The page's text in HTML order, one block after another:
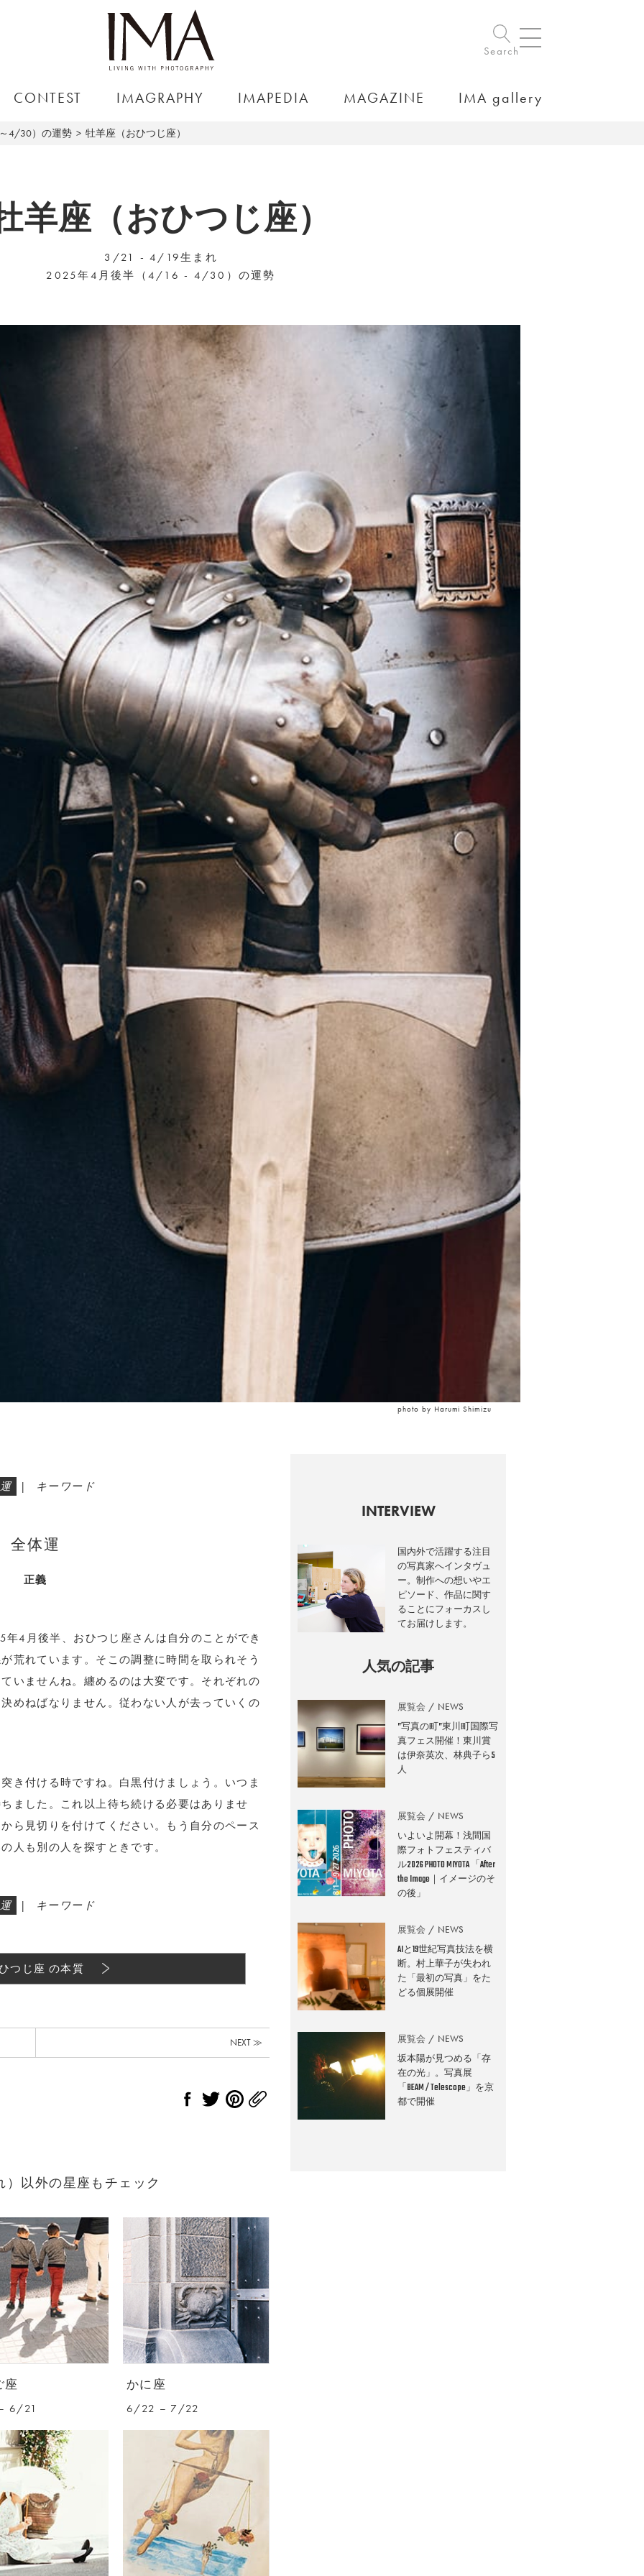
Search
CONTEST IMAGRAPHY IMAPEDIA MAGAZINE IMA gallery
4/30）の運勢 牡羊座（おひつじ座）
羊座（おひつじ座）
3/21 - 4/19生まれ
2025年4月後半（4/16 - 4/30）の運勢
photo by Harumi Shimizu
| キーワード
全体運
正義
4月後半、おひつじ座さんは自分のことができ
荒れています。そこの調整に時間を取られそう
いませんね。纏めるのは大変です。それぞれの
めねばなりません。従わない人が去っていくの
き付ける時ですね。白黒付けましょう。いつま
ました。これ以上待ち続ける必要はありませ
ら見切りを付けてください。もう自分のペース
人も別の人を探すときです。
| キーワード
つじ座 の本質
NEXT ≫
以外の星座もチェック
座
6/21
かに座
6/22 – 7/22
INTERVIEW
国内外で活躍する注目
の写真家へインタヴュ
ー。制作への想いやエ
ピソード、作品に関す
ることにフォーカスし
てお届けします。
人気の記事
展覧会 NEWS
”写真の町”東川町国際写
真フェス開催！東川賞
は伊奈英次、林典子ら5
人
展覧会 NEWS
いよいよ開幕！浅間国
際フォトフェスティバ
ル2026 PHOTO MIYOTA 「After
the Image｜イメージのそ
の後」
展覧会 NEWS
AIと19世紀写真技法を横
断。村上華子が失われ
た「最初の写真」をた
どる個展開催
展覧会 NEWS
坂本陽が見つめる「存
在の光」。写真展
「BEAM / Telescope」を京
都で開催